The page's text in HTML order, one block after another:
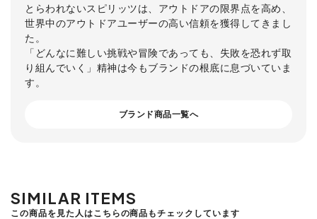
とらわれないスピリッツは、アウトドアの限界点を高め、
世界中のアウトドアユーザーの高い信頼を獲得してきまし
た。
「どんなに難しい挑戦や冒険であっても、失敗を恐れず取
り組んでいく」精神は今もブランドの根底に息づいていま
す。
ブランド商品一覧へ
SIMILAR ITEMS
この商品を見た人はこちらの商品もチェックしています